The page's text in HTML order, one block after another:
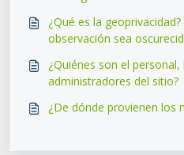
¿Qué es la
observación sea
¿Quiénes son el
administradores del sitio?
¿De dónde provienen los